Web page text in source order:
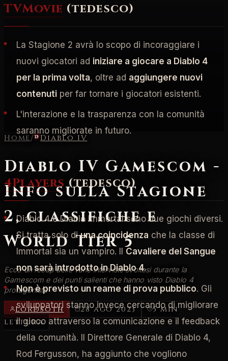
Home/ Diablo IV
Diablo IV Gamescom -
Info sulla Stagione
2, classifiche e
World Tier 5
Ecco un recap delle varie interviste svoltesi durante la
Gamescom e dei punti salienti che hanno visto Diablo 4
protagonista
LordSoth 28 ago 2023
5 min
lettura
TVMovie (tedesco)
La Stagione 2 avrà lo scopo di incoraggiare i
nuovi giocatori ad iniziare a giocare a Diablo 4
per la prima volta, oltre ad aggiungere nuovi
contenutiper far tornare i giocatori esistenti.
L'interazione e la trasparenza con la comunità
saranno migliorate in futuro.
4Players(tedesco)
Diablo 4 e Diablo Immortal sono due giochi diversi.
Si tratta solo diuna coincidenza che la classe di
Immortal sia un vampiro. Il Cavaliere del Sangue
non sarà introdotto in Diablo 4.
Non è previsto un reame di prova pubblico. Gli
sviluppatori stanno invece cercando di migliorare
il gioco attraverso la comunicazione e il feedback
della comunità. Il Direttore Generale di Diablo 4,
Rod Fergusson, ha aggiunto che vogliono